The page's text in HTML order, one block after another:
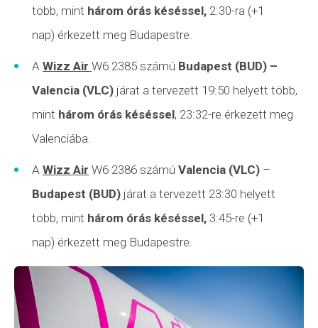
több, mint három órás késéssel, 2:30-ra (+1
nap) érkezett meg Budapestre.
A Wizz Air W6 2385 számú Budapest (BUD) –
Valencia (VLC) járat a tervezett 19:50 helyett több,
mint három órás késéssel, 23:32-re érkezett meg
Valenciába.
A Wizz Air W6 2386 számú Valencia (VLC) –
Budapest (BUD) járat a tervezett 23:30 helyett
több, mint három órás késéssel, 3:45-re (+1
nap) érkezett meg Budapestre.